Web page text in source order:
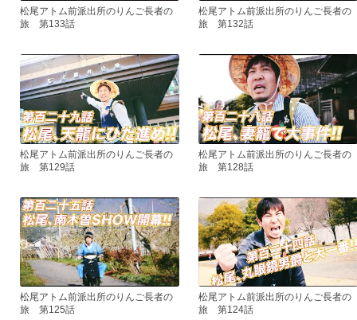
松尾アトム前派出所のりんご長者の
旅 第133話
松尾アトム前派出所のりんご長者の
旅 第132話
松尾アトム前派出所のりんご長者の
旅 第129話
松尾アトム前派出所のりんご長者の
旅 第128話
松尾アトム前派出所のりんご長者の
旅 第125話
松尾アトム前派出所のりんご長者の
旅 第124話